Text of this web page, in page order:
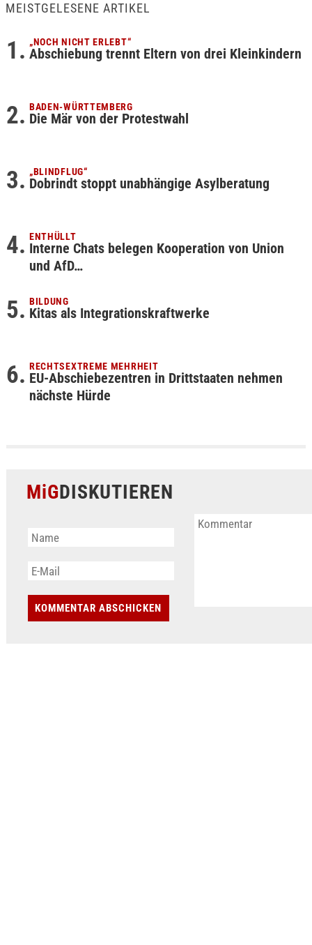
MEISTGELESENE ARTIKEL
„NOCH NICHT ERLEBT“
Abschiebung trennt Eltern von drei Kleinkindern
BADEN-WÜRTTEMBERG
Die Mär von der Protestwahl
„BLINDFLUG“
Dobrindt stoppt unabhängige Asylberatung
ENTHÜLLT
Interne Chats belegen Kooperation von Union
und AfD…
BILDUNG
Kitas als Integrationskraftwerke
RECHTSEXTREME MEHRHEIT
EU-Abschiebezentren in Drittstaaten nehmen
nächste Hürde
MiGDISKUTIEREN